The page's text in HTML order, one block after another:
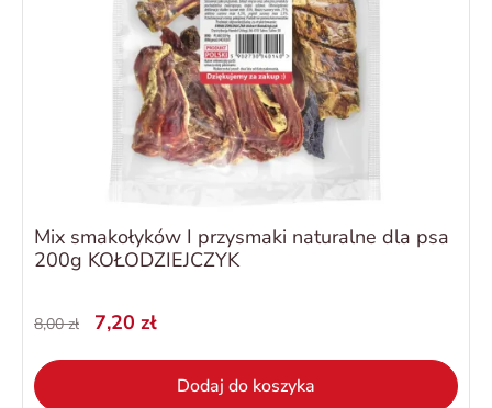
Mix smakołyków I przysmaki naturalne dla psa
200g KOŁODZIEJCZYK
8,00 zł 7,20 zł
Dodaj do koszyka